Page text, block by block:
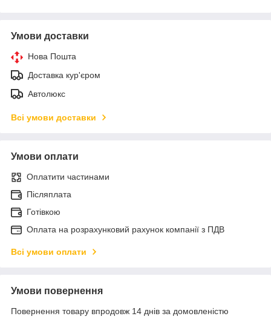
Умови доставки
Нова Пошта
Доставка кур'єром
Автолюкс
Всі умови доставки
Умови оплати
Оплатити частинами
Післяплата
Готівкою
Оплата на розрахунковий рахунок компанії з ПДВ
Всі умови оплати
Умови повернення
Повернення товару впродовж 14 днів за домовленістю